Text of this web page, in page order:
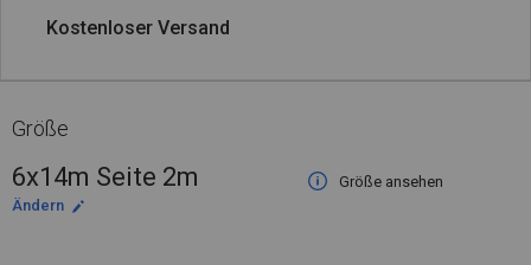
Kostenloser Versand
Größe
6x14m Seite 2m
Größe ansehen
Ändern